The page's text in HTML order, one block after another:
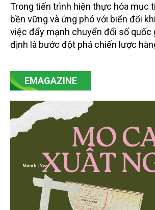
Trong tiến trình hiện thực hóa mục
bền vững và ứng phó với biến đổi
việc đẩy mạnh chuyển đổi số quốc
định là bước đột phá chiến lược
mạnh mẽ, thúc đẩy quá trình cải
minh bạch hóa chuỗi cung ứng và
then chốt là nông nghiệp và môi
EMAGAZINE